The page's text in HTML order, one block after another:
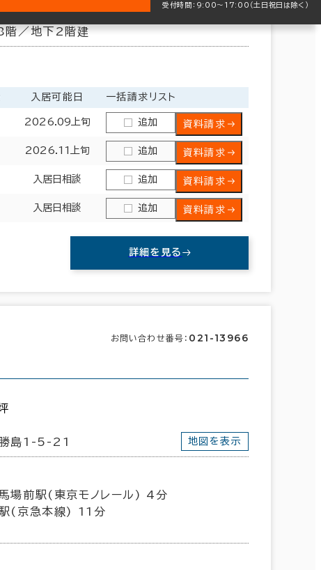
階／地下2階建
入居可能日 一括請求リスト
2026.09上旬 追加 資料請求
2026.11上旬 追加 資料請求
入居日相談 追加 資料請求
入居日相談 追加 資料請求
詳細を見る
お問い合わせ番号： 021-13966
島1-5-21 地図を表示
場前駅(東京モノレール) 4分
(京急本線) 11分
受付時間：9:00〜17:00（土日祝日は除く）